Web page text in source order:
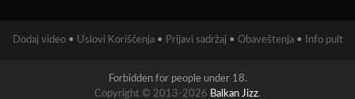
Dodaj video • Uslovi Korišćenja • Prijavi sadržaj • Obaveštenja • Info pult
Forbidden for people under 18.
Copyright © 2013-2026 Balkan Jizz.